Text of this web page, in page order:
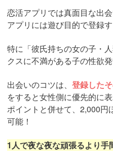
恋活アプリでは真面目な出
アプリには遊び目的で登録
特に「彼氏持ちの女の子・
クスに不満がある子の性欲
出会いのコツは、 登録した
をすると女性側に優先的に
ポイントと併せて、2,000円
可能！
1人で夜な夜な頑張るより手